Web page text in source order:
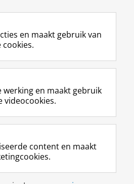
2025 17:24
F
a
e
b
o
p
a
i
L
i
k
e
I
-
p
g
R
S
-
f
e
R
k
I
n
t
r
m
c
Y
o
T
e
k
a
en maakt gebruik van
werking en maakt gebruik
videocookies.
content en maakt